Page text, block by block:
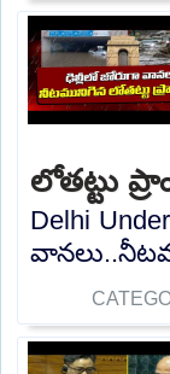
లోతట్టు
Delhi